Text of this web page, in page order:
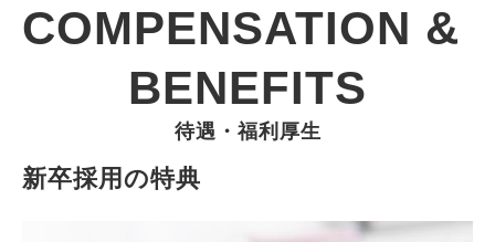
COMPENSATION &
BENEFITS
待遇・福利厚生
新卒採用の特典